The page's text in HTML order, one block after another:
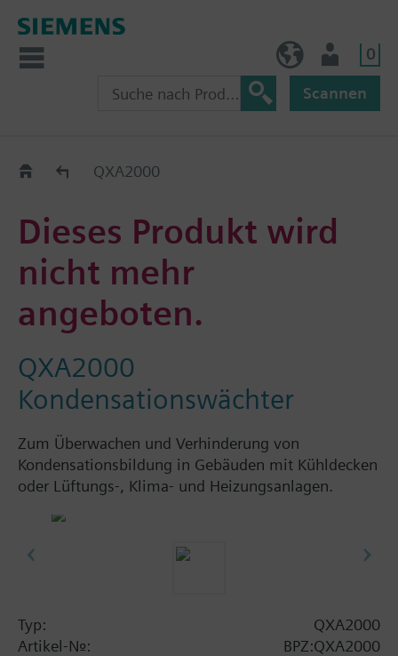
0
Scannen
Old2NewQXA2000
Dieses Produkt wird
nicht mehr
angeboten.
QXA2000
Kondensationswächter
Zum Überwachen und Verhinderung von
Kondensationsbildung in Gebäuden mit Kühldecken
oder Lüftungs-, Klima- und Heizungsanlagen.
Typ:
QXA2000
Artikel-Nr.:
BPZ:QXA2000